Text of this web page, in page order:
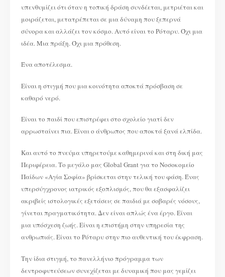
υπενθυμίζει ότι όταν η τοπική δράση συνδέεται, μετριέται και
μοιράζεται, μετατρέπεται σε μια δύναμη που ξεπερνά
σύνορα και αλλάζει τον κόσμο. Αυτό είναι το Ρόταρυ. Όχι μια
ιδέα. Μια πράξη. Όχι μια πρόθεση.
Ένα αποτέλεσμα.
Είναι η στιγμή που μια κοινότητα αποκτά πρόσβαση σε
καθαρό νερό.
Είναι το παιδί που επιστρέφει στο σχολείο γιατί δεν
αρρωσταίνει πια. Είναι ο άνθρωπος που αποκτά ξανά ελπίδα.
Και αυτό το πνεύμα υπηρετούμε καθημερινά και στη δική μας
Περιφέρεια. Το μεγάλο μας Global Grant για το Νοσοκομείο
Παίδων «Αγία Σοφία» βρίσκεται στην τελική του φάση. Ένας
υπερσύγχρονος ιατρικός εξοπλισμός, που θα εξασφαλίζει
ακριβείς ιστολογικές εξετάσεις σε παιδιά με σοβαρές νόσους,
γίνεται πραγματικότητα. Δεν είναι απλώς ένα έργο. Είναι
μια υπόσχεση ζωής. Είναι η επιστήμη στην υπηρεσία της
ανθρωπιάς. Είναι το Ρόταρυ στην πιο αυθεντική του έκφραση.
Την ίδια στιγμή, το πανελλήνιο πρόγραμμα των
δεντροφυτεύσεων συνεχίζεται με δυναμική που μας γεμίζει